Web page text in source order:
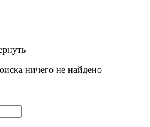
ничего не найдено